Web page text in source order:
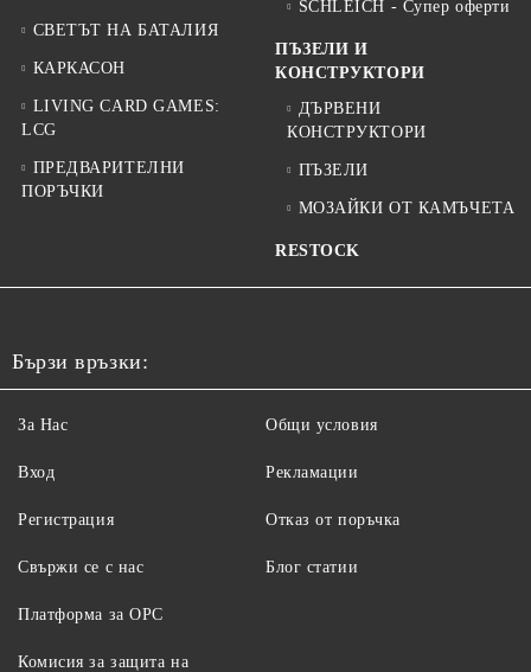
СВЕТЪТ НА БАТАЛИЯ
КАРКАСОН
LIVING CARD GAMES:
LCG
ПРЕДВАРИТЕЛНИ
ПОРЪЧКИ
SCHLEICH - Супер оферти
ПЪЗЕЛИ И
КОНСТРУКТОРИ
ДЪРВЕНИ
КОНСТРУКТОРИ
ПЪЗЕЛИ
МОЗАЙКИ ОТ КАМЪЧЕТА
RESTOCK
Бързи връзки:
За Нас
Вход
Регистрация
Свържи се с нас
Общи условия
Рекламации
Отказ от поръчка
Блог статии
Платформа за ОРС
Комисия за защита на